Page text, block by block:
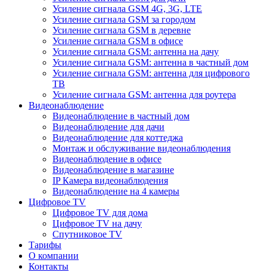
Усиление сигнала GSM 4G, 3G, LTE
Усиление сигнала GSM за городом
Усиление сигнала GSM в деревне
Усиление сигнала GSM в офисе
Усиление сигнала GSM: антенна на дачу
Усиление сигнала GSM: антенна в частный дом
Усиление сигнала GSM: антенна для цифрового
ТВ
Усиление сигнала GSM: антенна для роутера
Видеонаблюдение
Видеонаблюдение в частный дом
Видеонаблюдение для дачи
Видеонаблюдение для коттеджа
Монтаж и обслуживание видеонаблюдения
Видеонаблюдение в офисе
Видеонаблюдение в магазине
IP Камера видеонаблюдения
Видеонаблюдение на 4 камеры
Цифровое TV
Цифровое TV для дома
Цифровое TV на дачу
Спутниковое TV
Тарифы
О компании
Контакты